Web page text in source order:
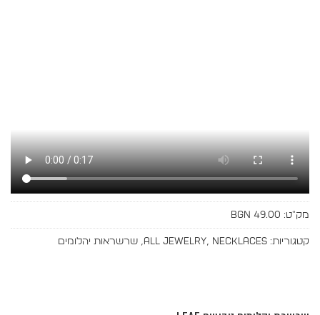
מק"ט: BGN 49.00
קטגוריות: All Jewelry Necklaces שרשראות יהלומים